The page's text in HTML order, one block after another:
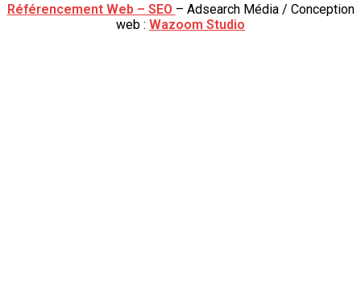
Référencement Web – SEO – Adsearch Média / Conception
web : Wazoom Studio